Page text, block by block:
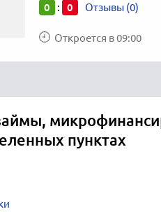
0 : 0 Отзывы (0)
Откроется в 09:00
пунктах